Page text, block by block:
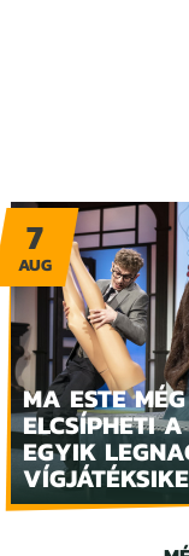
MA ESTE MÉG
ELCSÍPHETI
EGYIK
7
AUG